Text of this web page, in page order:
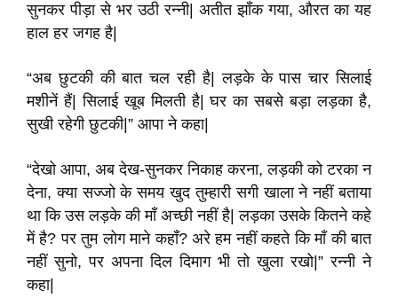
सुनकर पीड़ा से भर उठी रन्नी| अतीत झाँक गया, औरत का यह
हाल हर जगह है|
“अब छुटकी की बात चल रही है| लड़के के पास चार सिलाई
मशीनें हैं| सिलाई खूब मिलती है| घर का सबसे बड़ा लड़का है,
सुखी रहेगी छुटकी|” आपा ने कहा|
“देखो आपा, अब देख-सुनकर निकाह करना, लड़की को टरका न
देना, क्या सज्जो के समय खुद तुम्हारी सगी खाला ने नहीं बताया
था कि उस लड़के की माँ अच्छी नहीं है| लड़का उसके कितने कहे
में है? पर तुम लोग माने कहाँ? अरे हम नहीं कहते कि माँ की बात
नहीं सुनो, पर अपना दिल दिमाग भी तो खुला रखो|” रन्नी ने
कहा|